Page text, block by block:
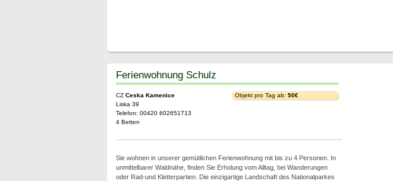
Ferienwohnung Schulz
CZ Ceska Kamenice
Liska 39
Telefon: 00420 602651713
4 Betten
Objekt pro Tag ab: 50€
Sie wohnen in unserer gemütlichen Ferienwohnung mit bis zu 4 Personen. In
unmittelbarer Waldnähe, finden Sie Erholung vom Alltag, bei Wanderungen
oder Rad-und Kletterpartien. Die einzigartige Landschaft des Nationalparkes